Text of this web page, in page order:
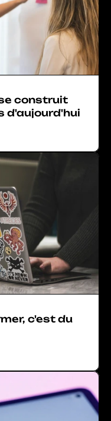
construit
d'aujourd'hui
c'est du